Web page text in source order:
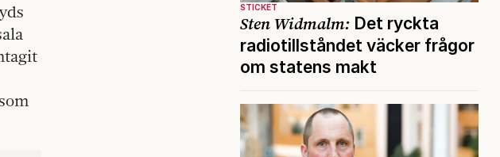
STICKET
Sten Widmalm: Det ryckta
radiotillståndet väcker frågor
om statens makt